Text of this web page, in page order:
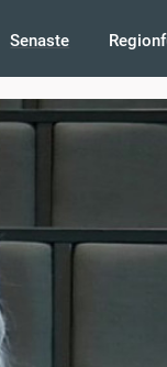
Senaste